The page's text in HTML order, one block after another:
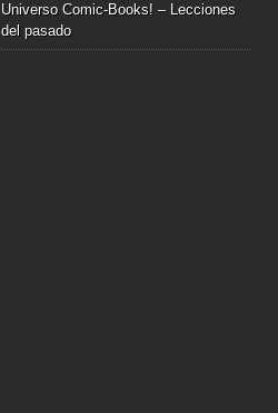
Universo Comic-Books! – Lecciones
del pasado